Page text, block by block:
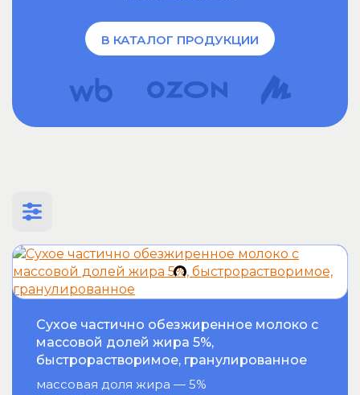
В КАТАЛОГ ПРОДУКЦИИ
Сухое частично обезжиренное молоко с
массовой долей жира 5%,
быстрорастворимое, гранулированное
массовая доля жира — 5%